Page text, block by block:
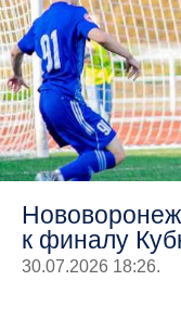
к финалу
30.07.2026 18:26.